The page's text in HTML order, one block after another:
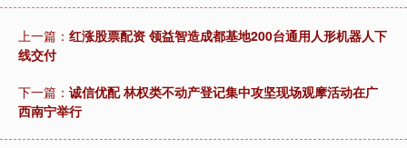
上一篇： 红涨股票配资 领益智造成都基地200台通用人形机器人下
线交付
下一篇： 诚信优配 林权类不动产登记集中攻坚现场观摩活动在广
西南宁举行